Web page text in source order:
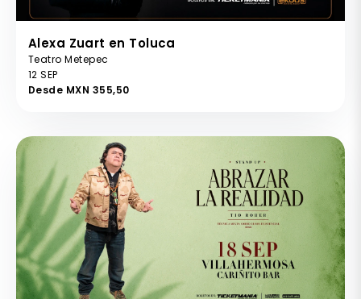
Alexa Zuart en Toluca
Teatro Metepec
12 SEP
Desde MXN 355,50